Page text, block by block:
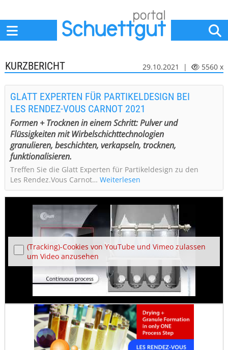
KURZBERICHT 29.10.2021 | 5560 x
GLATT EXPERTEN FÜR PARTIKELDESIGN BEI
LES RENDEZ-VOUS CARNOT 2021
Formen + Trocknen in einem Schritt: Pulver und
Flüssigkeiten mit Wirbelschichttechnologien
granulieren, beschichten, verkapseln, trocknen,
funktionalisieren.
Treffen Sie die Glatt Experten für Partikeldesign zu den
Les Rendez.Vous Carnot… Weiterlesen
(Tracking)-Cookies von YouTube und Vimeo zulassen
um Video anzusehen